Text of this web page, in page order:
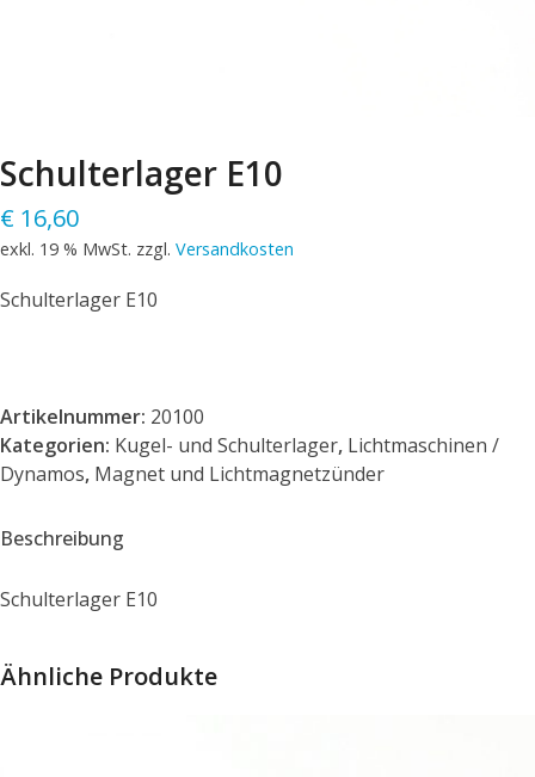
Schulterlager E10
€ 16,60
exkl. 19 % MwSt. zzgl. Versandkosten
Schulterlager E10
Artikelnummer: 20100
Kategorien: Kugel- und Schulterlager, Lichtmaschinen /
Dynamos, Magnet und Lichtmagnetzünder
Beschreibung
Schulterlager E10
Ähnliche Produkte